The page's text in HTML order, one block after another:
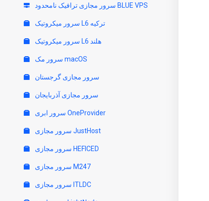
سرور مجازی ترافیک نامحدود BLUE VPS
سرور میکروتیک L6 ترکیه
سرور میکروتیک L6 هلند
سرور مک macOS
سرور مجازی گرجستان
سرور مجازی آذربایجان
سرور ابری OneProvider
سرور مجازی JustHost
سرور مجازی HEFICED
سرور مجازی M247
سرور مجازی ITLDC